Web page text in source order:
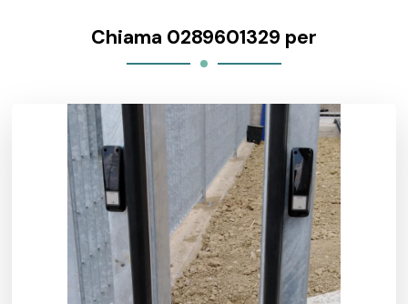
Chiama 0289601329 per